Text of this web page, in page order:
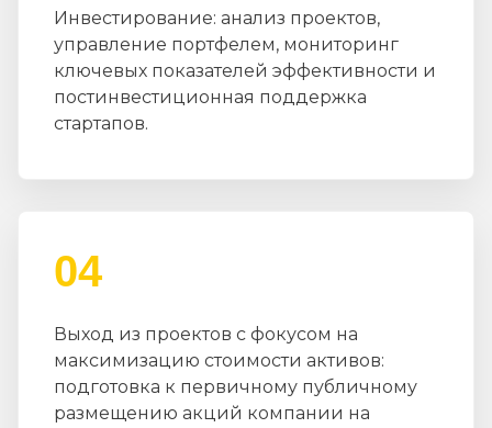
Инвестирование: анализ проектов,
управление портфелем, мониторинг
ключевых показателей эффективности и
постинвестиционная поддержка
стартапов.
04
Выход из проектов с фокусом на
максимизацию стоимости активов:
подготовка к первичному публичному
размещению акций компании на